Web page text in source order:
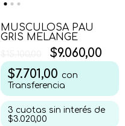
MUSCULOSA PAU
GRIS MELANGE
$9.060,00
$7.701,00 con
Transferencia
3 cuotas sin interés de
$3.020,00